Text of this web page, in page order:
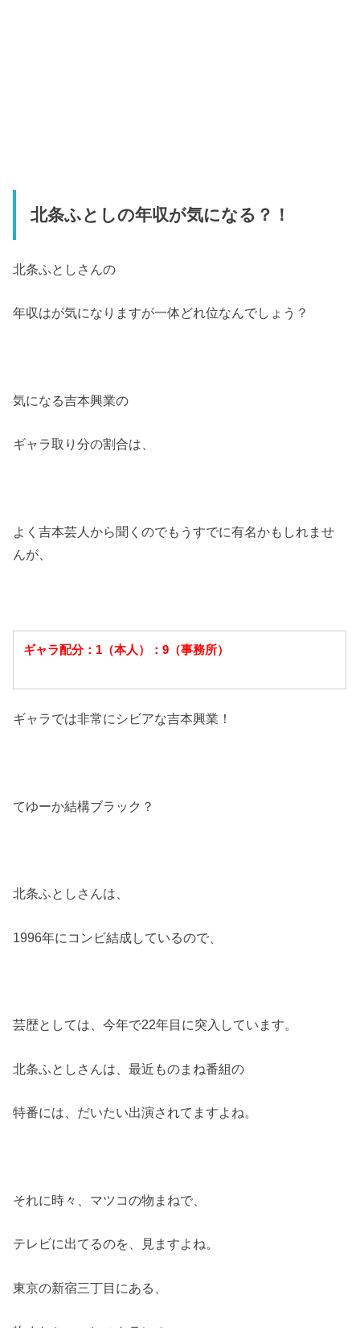
北条ふとしの年収が気になる？！
北条ふとしさんの
年収はが気になりますが一体どれ位なんでしょう？
気になる吉本興業の
ギャラ取り分の割合は、
よく吉本芸人から聞くのでもうすでに有名かもしれませ
んが、
ギャラ配分： 1 （本人）：9 （事務所）
ギャラでは非常にシビアな吉本興業！
てゆーか結構ブラック？
北条ふとしさんは、
1996年にコンビ結成しているので、
芸歴としては、今年で22年目に突入しています。
北条ふとしさんは、最近ものまね番組の
特番には、だいたい出演されてますよね。
それに時々、マツコの物まねで、
テレビに出てるのを、見ますよね。
東京の新宿三丁目にある、